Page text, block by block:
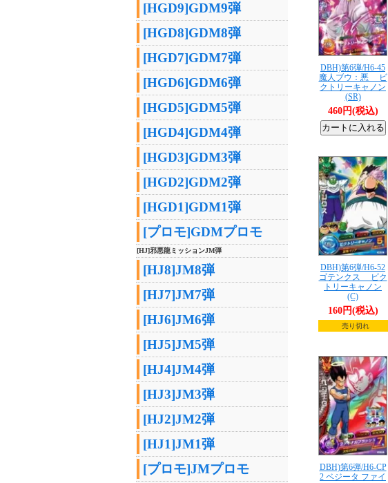
[HGD9]GDM9弾
[HGD8]GDM8弾
[HGD7]GDM7弾
[HGD6]GDM6弾
[HGD5]GDM5弾
[HGD4]GDM4弾
[HGD3]GDM3弾
[HGD2]GDM2弾
[HGD1]GDM1弾
[プロモ]GDMプロモ
[HJ]邪悪龍ミッションJM弾
[HJ8]JM8弾
[HJ7]JM7弾
[HJ6]JM6弾
[HJ5]JM5弾
[HJ4]JM4弾
[HJ3]JM3弾
[HJ2]JM2弾
[HJ1]JM1弾
[プロモ]JMプロモ
DBH)第6弾/H6-45
魔人ブウ：悪 ビ
クトリーキャノン
(SR)
460円(税込)
DBH)第6弾/H6-52
ゴテンクス ビク
トリーキャノン
(C)
160円(税込)
売り切れ
DBH)第6弾/H6-CP
2 ベジータ ファイ